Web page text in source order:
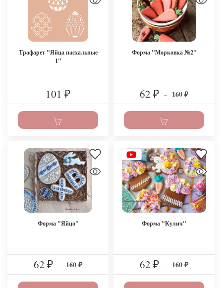
Трафарет "Яйца пасхальные
1"
101 ₽
Форма "Морковка №2"
62 ₽ – 160 ₽
Форма "Яйцо"
62 ₽ – 160 ₽
Форма "Кулич"
62 ₽ – 160 ₽